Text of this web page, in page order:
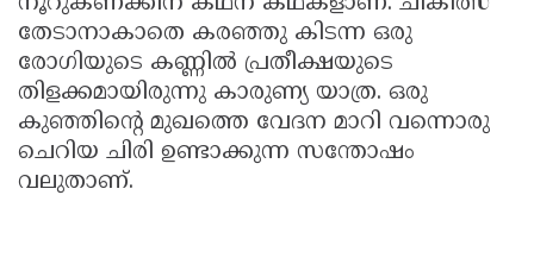
തേടാനാകാതെ കരഞ്ഞു കിടന്ന ഒരു
രോഗിയുടെ കണ്ണിൽ പ്രതീക്ഷയുടെ
തിളക്കമായിരുന്നു കാരുണ്യ യാത്ര. ഒരു
കുഞ്ഞിൻ്റെ മുഖത്തെ വേദന മാറി വന്നൊരു
ചെറിയ ചിരി ഉണ്ടാക്കുന്ന സന്തോഷം
വലുതാണ്.